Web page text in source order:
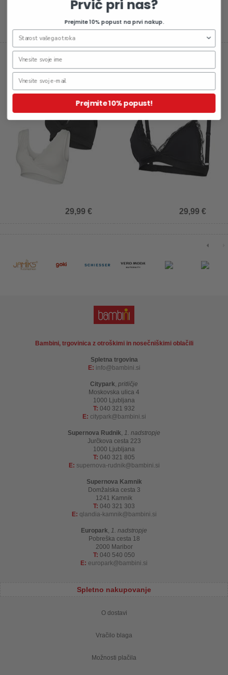
24,99 € 34,99 €
Nedrc za dojenje Helena, 2
kosa
29,99 € 29,99 €
Bambini, trgovinica z otroškimi in nosečniškimi oblačili
Spletna trgovina
E: info bambini.si
Citypark, pritličje
Moskovska ulica 4
1000 Ljubljana
T: 040 321 932
E: citypark bambini.si
Supernova Rudnik, 1. nadstropje
Jurčkova cesta 223
1000 Ljubljana
T: 040 321 805
E: supernova-rudnik bambini.si
Supernova Kamnik
Domžalska cesta 3
1241 Kamnik
T: 040 321 303
E: qlandia-kamnik bambini.si
Europark, 1. nadstropje
Pobreška cesta 18
2000 Maribor
T: 040 540 050
E: europark bambini.si
Spletno nakupovanje
O dostavi
Vračilo blaga
Možnosti plačila
Prvič pri nas?
Prejmite 10% popust na prvi nakup.
Prejmite 10% popust!